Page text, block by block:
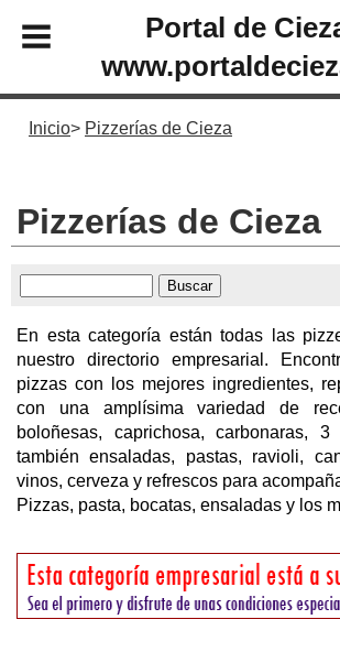
Portal de
Inicio Pizzerías de Cieza
Pizzerías de Cieza
En esta categoría están todas las
nuestro directorio empresarial.
pizzas con los mejores ingredientes,
con una amplísima variedad de
boloñesas, caprichosa, carbonaras, 3
también ensaladas, pastas, ravioli,
vinos, cerveza y refrescos para
Pizzas, pasta, bocatas, ensaladas y los